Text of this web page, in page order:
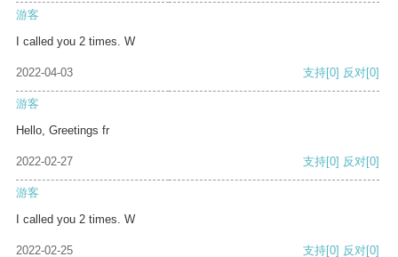
游客
I called you 2 times. W
2022-04-03 支持[0] 反对[0]
游客
Hello, Greetings fr
2022-02-27 支持[0] 反对[0]
游客
I called you 2 times. W
2022-02-25 支持[0] 反对[0]